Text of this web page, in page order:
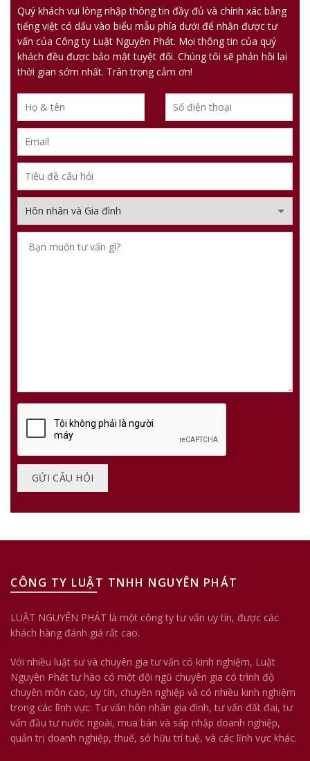
Quý khách vui lòng nhập thông tin đầy đủ và chính xác bằng
tiếng việt có dấu vào biểu mẫu phía dưới để nhận được tư
vấn của Công ty Luật Nguyên Phát. Mọi thông tin của quý
khách đều được bảo mật tuyệt đối. Chúng tôi sẽ phản hồi lại
thời gian sớm nhất. Trân trọng cảm ơn!
CÔNG TY LUẬT TNHH NGUYÊN PHÁT
LUẬT NGUYÊN PHÁT là một công ty tư vấn uy tín, được các
khách hàng đánh giá rất cao.
Với nhiều luật sư và chuyên gia tư vấn có kinh nghiệm, Luật
Nguyên Phát tự hào có một đội ngũ chuyên gia có trình độ
chuyên môn cao, uy tín, chuyên nghiệp và có nhiều kinh nghiệm
trong các lĩnh vực: Tư vấn hôn nhân gia đình, tư vấn đất đai, tư
vấn đầu tư nước ngoài, mua bán và sáp nhập doanh nghiệp,
quản trị doanh nghiệp, thuế, sở hữu trí tuệ, và các lĩnh vực khác.